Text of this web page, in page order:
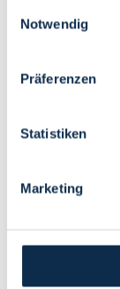
Notwendig
Präferenzen
Statistiken
Marketing